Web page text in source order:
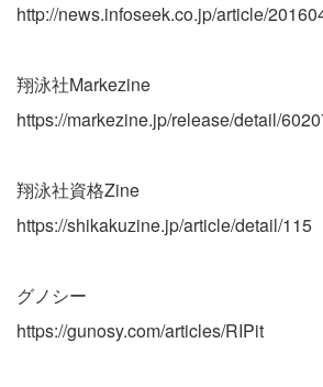
http://news.infoseek.co.jp/article/
翔泳社Markezine
https://markezine.jp/release/detail/
翔泳社資格Zine
https://shikakuzine.jp/article/detail/115
グノシー
https://gunosy.com/articles/RIPit